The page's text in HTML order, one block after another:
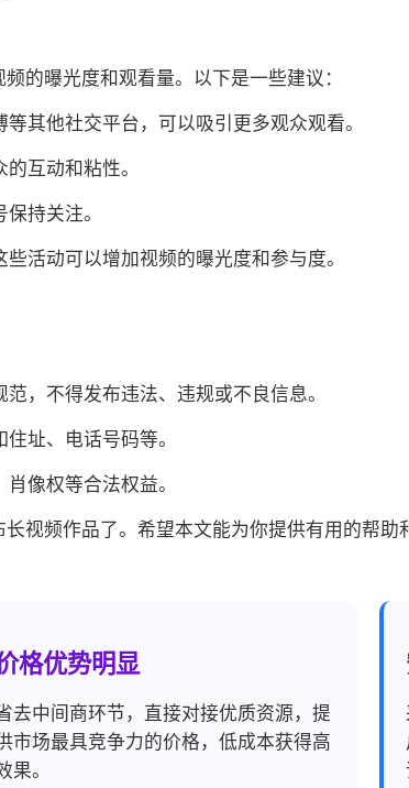
的曝光度和观看量。以下是一些建议：
其他社交平台，可以吸引更多观众观看。
互动和粘性。
持关注。
活动可以增加视频的曝光度和参与度。
，不得发布违法、违规或不良信息。
址、电话号码等。
像权等合法权益。
视频作品了。希望本文能为你提供有用的帮
格优势明显
去中间商环节，直接对接优质资源，提
市场最具竞争力的价格，低成本获得高
果。